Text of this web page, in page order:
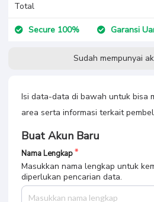
Total
Secure 100% Garansi
Sudah mempunyai
Isi data-data di bawah untuk bisa
area serta informasi terkait
Buat Akun Baru
Nama Lengkap
Masukkan nama lengkap untuk
diperlukan pencarian data.